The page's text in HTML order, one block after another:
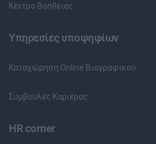
Κέντρο Βοήθειας
Υπηρεσίες υποψηφίων
Καταχώρηση Online Βιογραφικού
Συμβουλές Καριέρας
HR corner